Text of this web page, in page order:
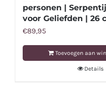
personen |
voor Geliefden | 26
€89,95
Toevoegen aan
Details